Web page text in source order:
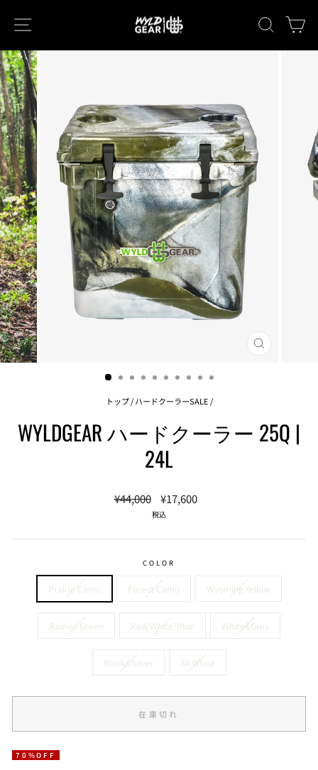
キーワ
閉
トップ/ ハードクーラーSALE/
WYLDGEAR ハードクーラー 25Q |
24L
通
格
¥44,000
セ
ー
価
¥17,600
税込
COLOR
Prairie Camo Forest Camo Wyoming Yellow
Rainier Green Red/White/Blue White&Grey
Black&Silver All White
在庫切れ
70%OFF